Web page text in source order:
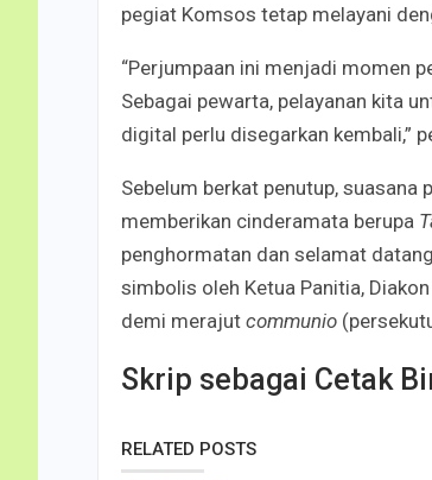
pegiat Komsos tetap melayani
“Perjumpaan ini menjadi momen
Sebagai pewarta, pelayanan kita
digital perlu disegarkan kembali,”
Sebelum berkat penutup,
memberikan cinderamata berupa
penghormatan dan selamat
simbolis oleh Ketua Panitia,
demi merajut communio
Skrip sebagai Cetak
RELATED POSTS